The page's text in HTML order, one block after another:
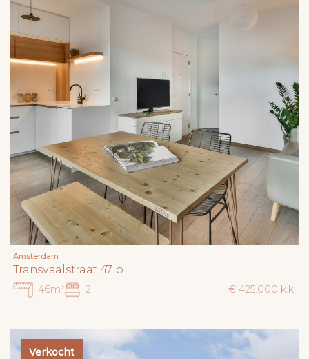
Amsterdam
Transvaalstraat 47 b
46m² 2 € 425.000 k.k.
Verkocht